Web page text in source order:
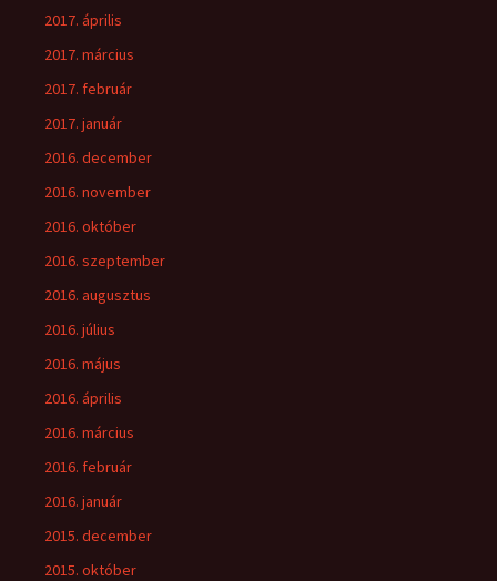
2017. április
2017. március
2017. február
2017. január
2016. december
2016. november
2016. október
2016. szeptember
2016. augusztus
2016. július
2016. május
2016. április
2016. március
2016. február
2016. január
2015. december
2015. október